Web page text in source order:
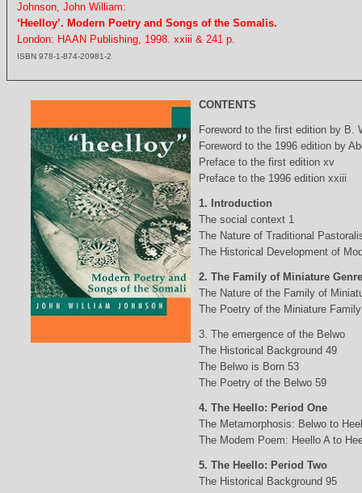
Johnson, John William:
‘Heelloy’. Modern Poetry and Songs of the Somalis.
London: HAAN Publishing, 1998. xxiii & 241 p.
ISBN 978-1-874-20981-2
CONTENTS
Foreword to the first edition by B.
Foreword to the 1996 edition by
Preface to the first edition xv
Preface to the 1996 edition xxiii
1. Introduction
The social context 1
The Nature of Traditional
The Historical Development of
2. The Family of Miniature
The Nature of the Family of
The Poetry of the Miniature
3. The emergence of the Belwo
The Historical Background 49
The Belwo is Born 53
The Poetry of the Belwo 59
4. The Heello: Period One
The Metamorphosis: Belwo to
The Modem Poem: Heello A to
5. The Heello: Period Two
The Historical Background 95